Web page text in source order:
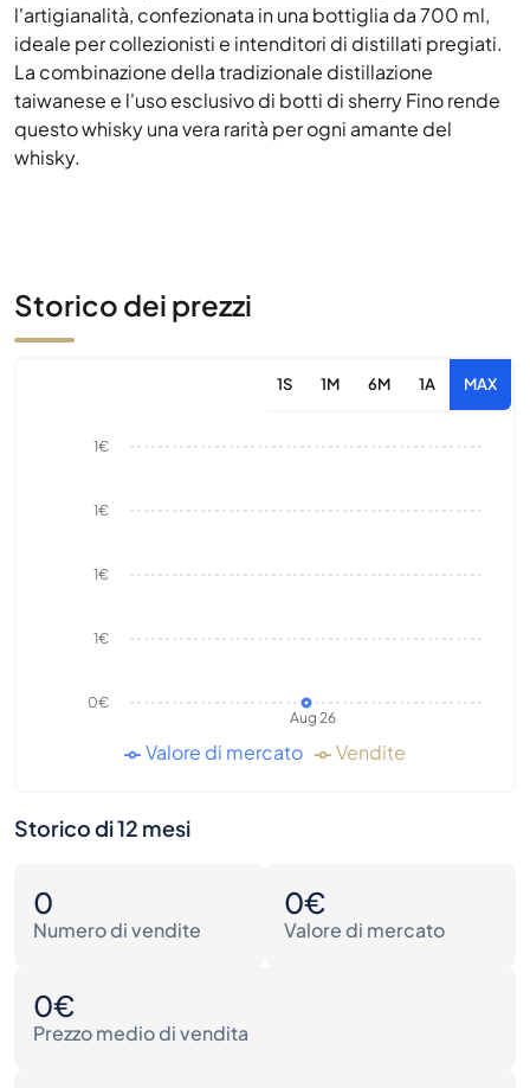
l'artigianalità, confezionata in una bottiglia da 700 ml,
ideale per collezionisti e intenditori di distillati pregiati.
La combinazione della tradizionale distillazione
taiwanese e l'uso esclusivo di botti di sherry Fino rende
questo whisky una vera rarità per ogni amante del
whisky.
Storico dei prezzi
1S 1M 6M 1A MAX
Aug 26
0€
1€
1€
1€
1€
Valore di mercato Vendite
Storico di 12 mesi
0
Numero di vendite
0€
Valore di mercato
0€
Prezzo medio di vendita